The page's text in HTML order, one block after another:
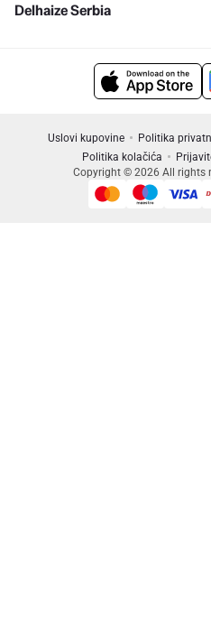
Delhaize Serbia
Uslovi kupovine Politika
Politika kolačića
Copyright © 2026 All rights